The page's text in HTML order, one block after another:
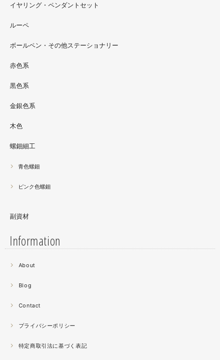
螺鈿ソフビでお世話になっているT-BASE銀座ギャラリー
シリーズ』紅里工房螺鈿装飾も展示されています。アクセ
サリーとはまた違った美しさがあると思うのでぜひご覧く
螺鈿細工の工程。青みの強い鮑貝を使ってステンドグラス
曲面に螺鈿するためには貝も小さなカケラを使う必要が...
昔作った２０００ピースのジグソーパズルを思い出す。ひ
薔薇のブローチ木地制作中。
イヤリング・ペンダントセット
ルーペ
ボールペン・その他ステーショナリー
赤色系
黒色系
金銀色系
木色
螺鈿細工
青色螺鈿
ピンク色螺鈿
副資材
Information
About
Blog
Contact
プライバシーポリシー
特定商取引法に基づく表記